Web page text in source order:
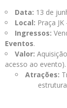
Data: 13 de
Local: Praça
Ingressos:
Eventos.
Valor:
acesso ao evento).
Atrações: